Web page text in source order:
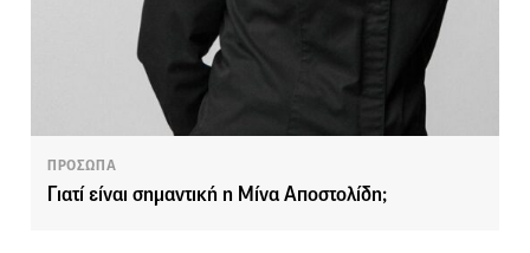
ΠΡΟΣΩΠΑ
Γιατί είναι σημαντική η Μίνα Αποστολίδη;